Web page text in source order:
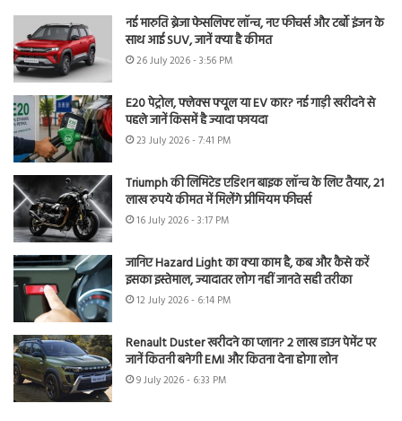
नई मारुति ब्रेजा फेसलिफ्ट लॉन्च, नए फीचर्स और टर्बो इंजन के
साथ आई SUV, जानें क्या है कीमत
26 July 2026 - 3:56 PM
E20 पेट्रोल, फ्लेक्स फ्यूल या EV कार? नई गाड़ी खरीदने से
पहले जानें किसमें है ज्यादा फायदा
23 July 2026 - 7:41 PM
Triumph की लिमिटेड एडिशन बाइक लॉन्च के लिए तैयार, 21
लाख रुपये कीमत में मिलेंगे प्रीमियम फीचर्स
16 July 2026 - 3:17 PM
जानिए Hazard Light का क्या काम है, कब और कैसे करें
इसका इस्तेमाल, ज्यादातर लोग नहीं जानते सही तरीका
12 July 2026 - 6:14 PM
Renault Duster खरीदने का प्लान? 2 लाख डाउन पेमेंट पर
जानें कितनी बनेगी EMI और कितना देना होगा लोन
9 July 2026 - 6:33 PM